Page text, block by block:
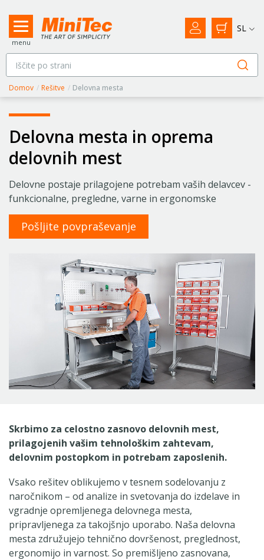
menu
SL
Domov / Rešitve / Delovna mesta
Delovna mesta in oprema
delovnih mest
Delovne postaje prilagojene potrebam vaših delavcev -
funkcionalne, pregledne, varne in ergonomske
Pošljite povpraševanje
Skrbimo za celostno zasnovo delovnih mest,
prilagojenih vašim tehnološkim zahtevam,
delovnim postopkom in potrebam zaposlenih.
Vsako rešitev oblikujemo v tesnem sodelovanju z
naročnikom – od analize in svetovanja do izdelave in
vgradnje opremljenega delovnega mesta,
pripravljenega za takojšnjo uporabo. Naša delovna
mesta združujejo tehnično dovršenost, preglednost,
ergonomijo in varnost. So premišljeno zasnovana,